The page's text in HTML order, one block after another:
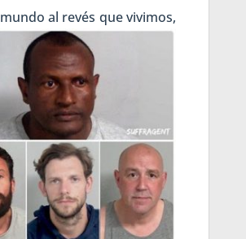
mundo al revés que vivimos,